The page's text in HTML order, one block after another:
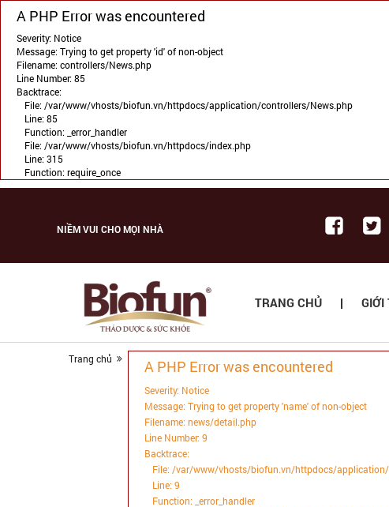
A PHP Error was encountered
Severity: Notice
Message: Trying to get property 'id' of non-object
Filename: controllers/News.php
Line Number: 85
Backtrace:
File: /var/www/vhosts/biofun.vn/httpdocs/application/controllers/News.php
Line: 85
Function: _error_handler
File: /var/www/vhosts/biofun.vn/httpdocs/index.php
Line: 315
Function: require_once
NIỀM VUI CHO MỌI NHÀ
TRANG CHỦ GIỚI
Trang chủ A PHP Error was encountered
Severity: Notice
Message: Trying to get property 'name' of non-object
Filename: news/detail.php
Line Number: 9
Backtrace:
File: /var/www/vhosts/biofun.vn/httpdocs/
Line: 9
Function: _error_handler